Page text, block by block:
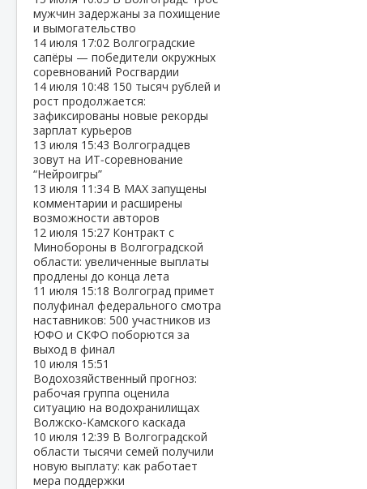
мужчин задержаны за похищение
и вымогательство
14 июля 17:02 Волгоградские
сапёры — победители окружных
соревнований Росгвардии
14 июля 10:48 150 тысяч рублей и
рост продолжается:
зафиксированы новые рекорды
зарплат курьеров
13 июля 15:43 Волгоградцев
зовут на ИТ‑соревнование
“Нейроигры”
13 июля 11:34 В МАХ запущены
комментарии и расширены
возможности авторов
12 июля 15:27 Контракт с
Минобороны в Волгоградской
области: увеличенные выплаты
продлены до конца лета
11 июля 15:18 Волгоград примет
полуфинал федерального смотра
наставников: 500 участников из
ЮФО и СКФО поборются за
выход в финал
10 июля 15:51
Водохозяйственный прогноз:
рабочая группа оценила
ситуацию на водохранилищах
Волжско‑Камского каскада
10 июля 12:39 В Волгоградской
области тысячи семей получили
новую выплату: как работает
мера поддержки